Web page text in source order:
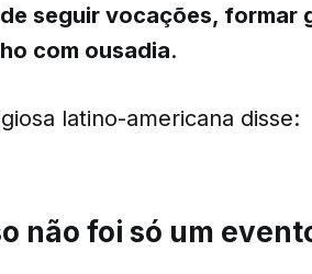
seguir vocações, formar
com ousadia.
latino-americana disse:
não foi só um